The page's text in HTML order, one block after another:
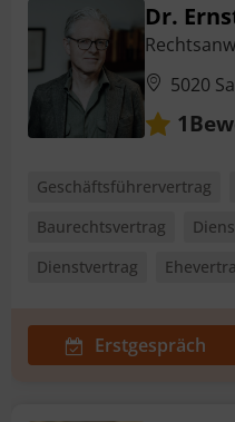
Dr.
5020
1
Geschäftsführervertrag
Baurechtsvertrag
Dienstvertrag
Erstgespräch